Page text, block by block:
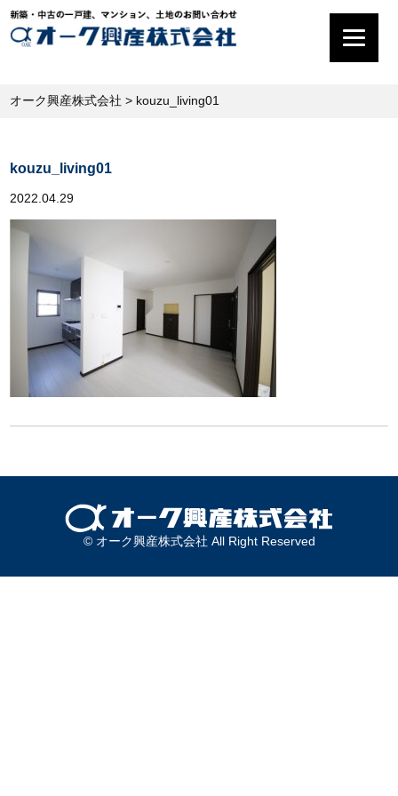
オーク興産株式会社 > kouzu_living01
kouzu_living01
2022.04.29
© オーク興産株式会社 All Right Reserved